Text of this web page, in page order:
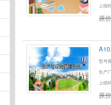
上线
原
型号
生产
上线
原